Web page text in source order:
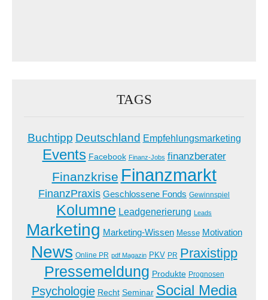
TAGS
Buchtipp Deutschland Empfehlungsmarketing
Events Facebook Finanz-Jobs finanzberater
Finanzkrise Finanzmarkt
FinanzPraxis Geschlossene Fonds Gewinnspiel
Kolumne Leadgenerierung Leads
Marketing Marketing-Wissen Messe Motivation
News Online PR pdf Magazin PKV PR Praxistipp
Pressemeldung Produkte Prognosen
Psychologie Recht Seminar Social Media